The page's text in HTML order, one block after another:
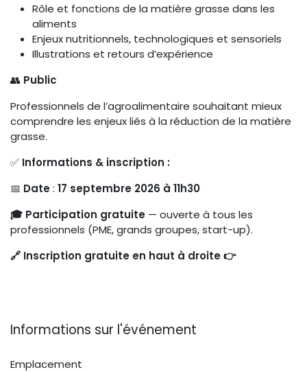
Rôle et fonctions de la matière grasse dans les
aliments
Enjeux nutritionnels, technologiques et sensoriels
Illustrations et retours d’expérience
👥 Public
Professionnels de l’agroalimentaire souhaitant mieux
comprendre les enjeux liés à la réduction de la matière
grasse.
✅ Informations & inscription :
📅 Date: 17 septembre 2026 à 11h30
🎓 Participation gratuite — ouverte à tous les
professionnels (PME, grands groupes, start-up).
🔗 Inscription gratuite en haut à droite 👉
Informations sur l'événement
Emplacement